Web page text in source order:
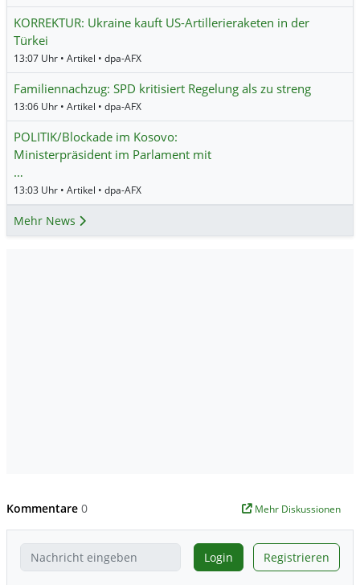
KORREKTUR: Ukraine kauft US-Artillerieraketen in der
Türkei
13:07 Uhr • Artikel • dpa-AFX
Familiennachzug: SPD kritisiert Regelung als zu streng
13:06 Uhr • Artikel • dpa-AFX
POLITIK/Blockade im Kosovo:
Ministerpräsident im Parlament mit
…
13:03 Uhr • Artikel • dpa-AFX
Mehr News
Kommentare 0 Mehr Diskussionen
Login Registrieren